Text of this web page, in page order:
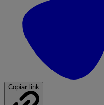
Copiar link